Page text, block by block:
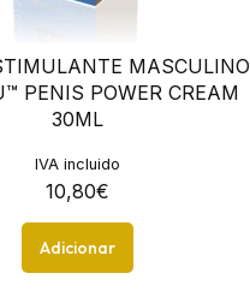
MASCULINO
PENIS POWER CREAM
30ML
10,80€
IVA incluido
Adicionar